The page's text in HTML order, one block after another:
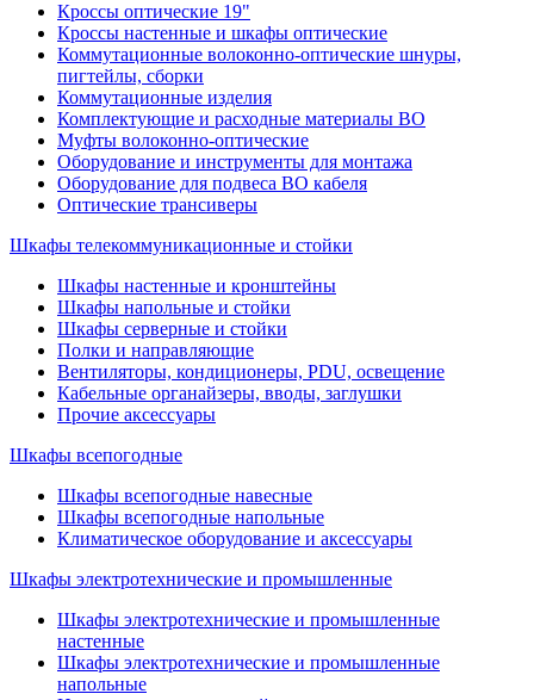
Кроссы оптические 19"
Кроссы настенные и шкафы оптические
Коммутационные волоконно-оптические шнуры,
пигтейлы, сборки
Коммутационные изделия
Комплектующие и расходные материалы ВО
Муфты волоконно-оптические
Оборудование и инструменты для монтажа
Оборудование для подвеса ВО кабеля
Оптические трансиверы
Шкафы телекоммуникационные и стойки
Шкафы настенные и кронштейны
Шкафы напольные и стойки
Шкафы серверные и стойки
Полки и направляющие
Вентиляторы, кондиционеры, PDU, освещение
Кабельные органайзеры, вводы, заглушки
Прочие аксеcсуары
Шкафы всепогодные
Шкафы всепогодные навесные
Шкафы всепогодные напольные
Климатическое оборудование и аксессуары
Шкафы электротехнические и промышленные
Шкафы электротехнические и промышленные
настенные
Шкафы электротехнические и промышленные
напольные